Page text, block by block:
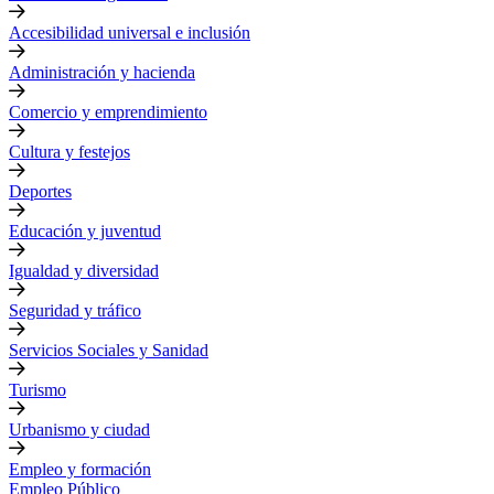
Accesibilidad universal e inclusión
Administración y hacienda
Comercio y emprendimiento
Cultura y festejos
Deportes
Educación y juventud
Igualdad y diversidad
Seguridad y tráfico
Servicios Sociales y Sanidad
Turismo
Urbanismo y ciudad
Empleo y formación
Empleo Público